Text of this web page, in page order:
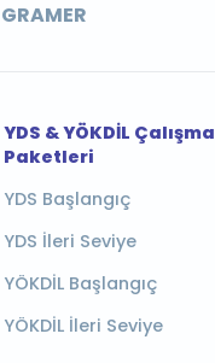
YDS & YÖKDİL Çalışma
Paketleri
YDS Başlangıç
YDS İleri Seviye
YÖKDİL Başlangıç
YÖKDİL İleri Seviye